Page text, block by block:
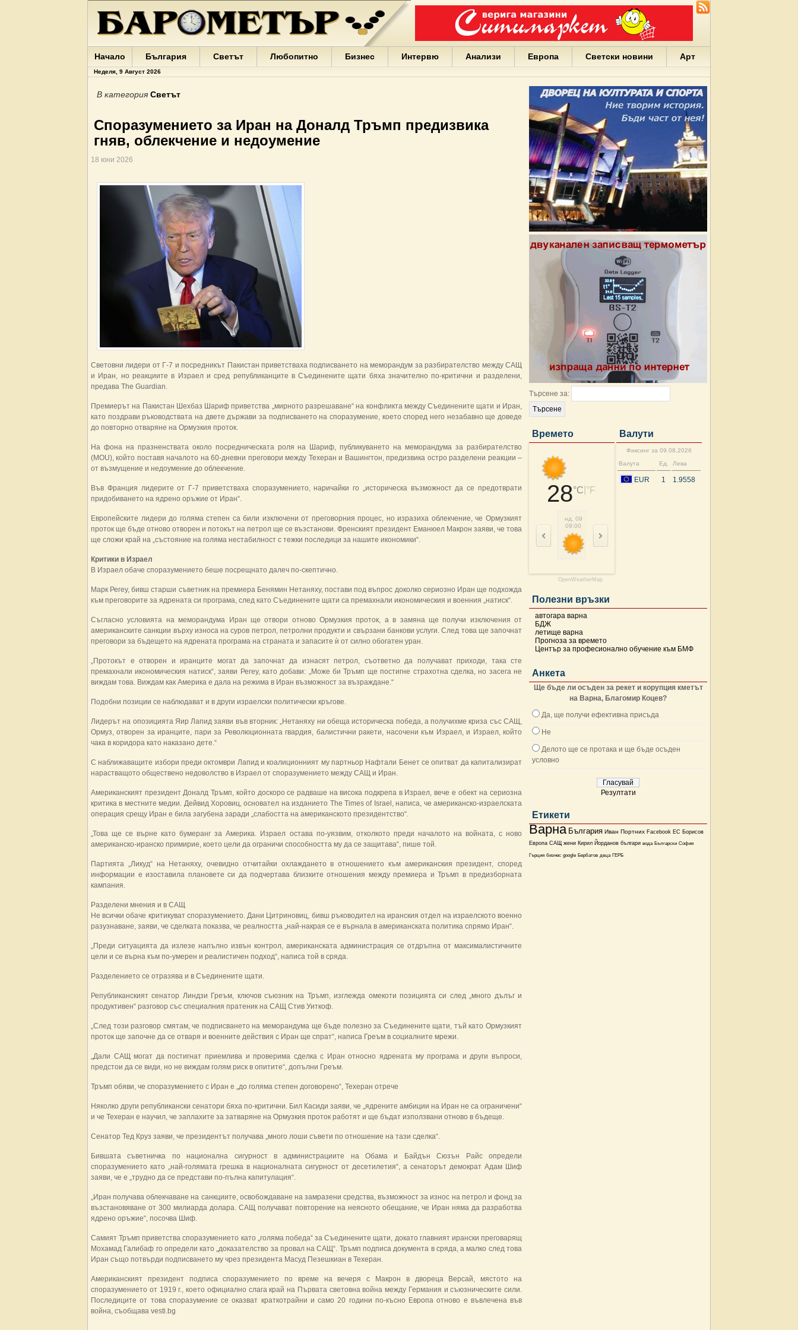
Варна
България
Портних
Facebook
ЕС
Борисов
Европа
Йорданов
българи
Начало България Светът Любопитно Бизнес Интервю Анализи Европа Светски новини Арт
Неделя, 9 Август 2026
Търсене за:
Времето
28°C °F
нд, 09
09:00
12:00
OpenWeatherMap
Валути
Фиксинг за 09.08.2026
Валута
Ед. Лева
EUR 1 1.9558
Полезни връзки
автогара варна
БДЖ
летище варна
Прогноза за времето
Център за професионално обучение към БМФ
Анкета
Ще бъде ли осъден за рекет и корупция кметът
на Варна, Благомир Коцев?
Да, ще получи ефективна присъда
Не
Делото ще се протака и ще бъде осъден
условно
Резултати
Етикети
Варна България Иван Портних Facebook ЕС Борисов
Европа САЩ жени Кирил Йорданов българи вода Български София
Гърция бизнес google Бербатов деца ГЕРБ
В категория Светът
Споразумението за Иран на Доналд Тръмп предизвика
гняв, облекчение и недоумение
18 юни 2026
Световни лидери от Г-7 и посредникът Пакистан приветстваха подписването на меморандум за разбирателство между САЩ
и Иран, но реакциите в Израел и сред републиканците в Съединените щати бяха значително по-критични и разделени,
предава The Guardian.
Премиерът на Пакистан Шехбаз Шариф приветства „мирното разрешаване“ на конфликта между Съединените щати и Иран,
като поздрави ръководствата на двете държави за подписването на споразумение, което според него незабавно ще доведе
до повторно отваряне на Ормузкия проток.
На фона на празненствата около посредническата роля на Шариф, публикуването на меморандума за разбирателство
(MOU), който поставя началото на 60-дневни преговори между Техеран и Вашингтон, предизвика остро разделени реакции –
от възмущение и недоумение до облекчение.
Във Франция лидерите от Г-7 приветстваха споразумението, наричайки го „историческа възможност да се предотврати
придобиването на ядрено оръжие от Иран“.
Европейските лидери до голяма степен са били изключени от преговорния процес, но изразиха облекчение, че Ормузкият
проток ще бъде отново отворен и потокът на петрол ще се възстанови. Френският президент Еманюел Макрон заяви, че това
ще сложи край на „състояние на голяма нестабилност с тежки последици за нашите икономики“.
Критики в Израел
В Израел обаче споразумението беше посрещнато далеч по-скептично.
Марк Регеу, бивш старши съветник на премиера Бенямин Нетаняху, постави под въпрос доколко сериозно Иран ще подхожда
към преговорите за ядрената си програма, след като Съединените щати са премахнали икономическия и военния „натиск“.
Съгласно условията на меморандума Иран ще отвори отново Ормузкия проток, а в замяна ще получи изключения от
американските санкции върху износа на суров петрол, петролни продукти и свързани банкови услуги. След това ще започнат
преговори за бъдещето на ядрената програма на страната и запасите ѝ от силно обогатен уран.
„Протокът е отворен и иранците могат да започнат да изнасят петрол, съответно да получават приходи, така сте
премахнали икономическия натиск“, заяви Регеу, като добави: „Може би Тръмп ще постигне страхотна сделка, но засега не
виждам това. Виждам как Америка е дала на режима в Иран възможност за възраждане.“
Подобни позиции се наблюдават и в други израелски политически кръгове.
Лидерът на опозицията Яир Лапид заяви във вторник: „Нетаняху ни обеща историческа победа, а получихме криза със САЩ,
Ормуз, отворен за иранците, пари за Революционната гвардия, балистични ракети, насочени към Израел, и Израел, който
чака в коридора като наказано дете.“
С наближаващите избори преди октомври Лапид и коалиционният му партньор Нафтали Бенет се опитват да капитализират
нарастващото обществено недоволство в Израел от споразумението между САЩ и Иран.
Американският президент Доналд Тръмп, който доскоро се радваше на висока подкрепа в Израел, вече е обект на сериозна
критика в местните медии. Дейвид Хоровиц, основател на изданието The Times of Israel, написа, че американско-израелската
операция срещу Иран е била загубена заради „слабостта на американското президентство“.
„Това ще се върне като бумеранг за Америка. Израел остава по-уязвим, отколкото преди началото на войната, с ново
американско-иранско примирие, което цели да ограничи способността му да се защитава“, пише той.
Партията „Ликуд“ на Нетаняху, очевидно отчитайки охлаждането в отношението към американския президент, според
информации е изоставила плановете си да подчертава близките отношения между премиера и Тръмп в предизборната
кампания.
Разделени мнения и в САЩ
Не всички обаче критикуват споразумението. Дани Цитриновиц, бивш ръководител на иранския отдел на израелското военно
разузнаване, заяви, че сделката показва, че реалността „най-накрая се е върнала в американската политика спрямо Иран“.
„Преди ситуацията да излезе напълно извън контрол, американската администрация се отдръпна от максималистичните
цели и се върна към по-умерен и реалистичен подход“, написа той в сряда.
Разделението се отразява и в Съединените щати.
Републиканският сенатор Линдзи Греъм, ключов съюзник на Тръмп, изглежда омекоти позицията си след „много дълъг и
продуктивен“ разговор със специалния пратеник на САЩ Стив Уиткоф.
„След този разговор смятам, че подписването на меморандума ще бъде полезно за Съединените щати, тъй като Ормузкият
проток ще започне да се отваря и военните действия с Иран ще спрат“, написа Греъм в социалните мрежи.
„Дали САЩ могат да постигнат приемлива и проверима сделка с Иран относно ядрената му програма и други въпроси,
предстои да се види, но не виждам голям риск в опитите“, допълни Греъм.
Тръмп обяви, че споразумението с Иран е „до голяма степен договорено“, Техеран отрече
Няколко други републикански сенатори бяха по-критични. Бил Касиди заяви, че „ядрените амбиции на Иран не са ограничени“
и че Техеран е научил, че заплахите за затваряне на Ормузкия проток работят и ще бъдат използвани отново в бъдеще.
Сенатор Тед Круз заяви, че президентът получава „много лоши съвети по отношение на тази сделка“.
Бившата съветничка по национална сигурност в администрациите на Обама и Байдън Сюзън Райс определи
споразумението като „най-голямата грешка в националната сигурност от десетилетия“, а сенаторът демократ Адам Шиф
заяви, че е „трудно да се представи по-пълна капитулация“.
„Иран получава облекчаване на санкциите, освобождаване на замразени средства, възможност за износ на петрол и фонд за
възстановяване от 300 милиарда долара. САЩ получават повторение на неясното обещание, че Иран няма да разработва
ядрено оръжие“, посочва Шиф.
Самият Тръмп приветства споразумението като „голяма победа“ за Съединените щати, докато главният ирански преговарящ
Мохамад Галибаф го определи като „доказателство за провал на САЩ“. Тръмп подписа документа в сряда, а малко след това
Иран също потвърди подписването му чрез президента Масуд Пезешкиан в Техеран.
Американският президент подписа споразумението по време на вечеря с Макрон в двореца Версай, мястото на
споразумението от 1919 г., което официално слага край на Първата световна война между Германия и съюзническите сили.
Последиците от това споразумение се оказват краткотрайни и само 20 години по-късно Европа отново е въвлечена във
война, съобщава vesti.bg